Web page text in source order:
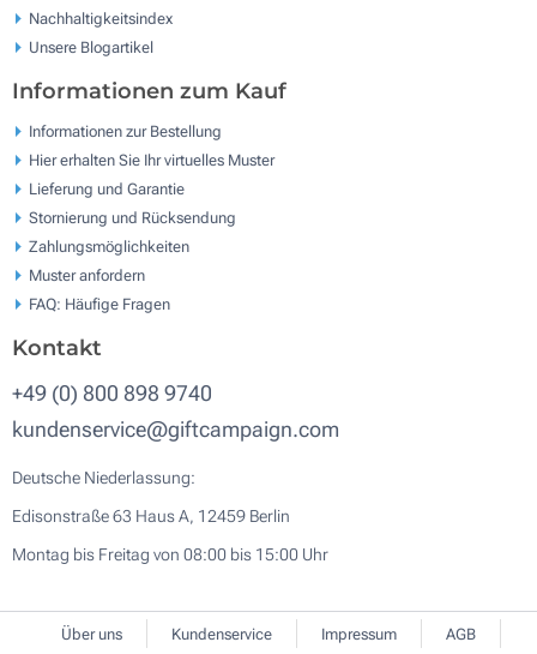
Nachhaltigkeitsindex
Unsere Blogartikel
Informationen zum Kauf
Informationen zur Bestellung
Hier erhalten Sie Ihr virtuelles Muster
Lieferung und Garantie
Stornierung und Rücksendung
Zahlungsmöglichkeiten
Muster anfordern
FAQ: Häufige Fragen
Kontakt
+49 (0) 800 898 9740
kundenservice@giftcampaign.com
Deutsche Niederlassung:
Edisonstraße 63 Haus A, 12459 Berlin
Montag bis Freitag von 08:00 bis 15:00 Uhr
Über uns Kundenservice Impressum AGB